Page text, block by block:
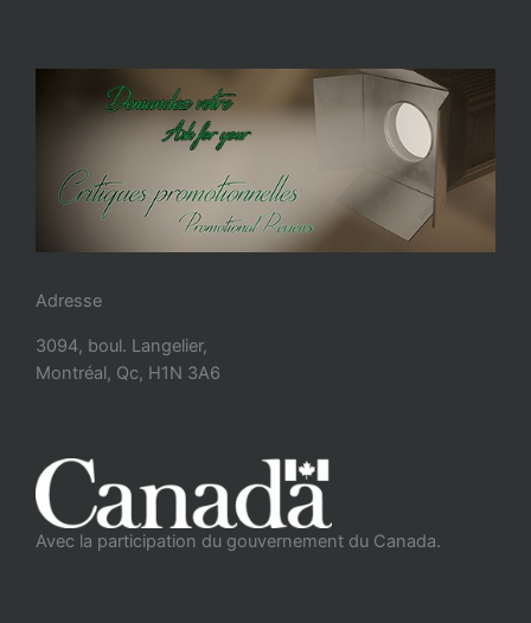
Adresse
3094, boul. Langelier,
Montréal, Qc, H1N 3A6
Avec la participation du gouvernement du Canada.